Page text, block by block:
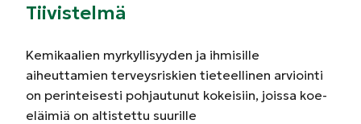
Tiivistelmä
Kemikaalien myrkyllisyyden ja ihmisille
aiheuttamien terveysriskien tieteellinen arviointi
on perinteisesti pohjautunut kokeisiin, joissa koe-
eläimiä on altistettu suurille